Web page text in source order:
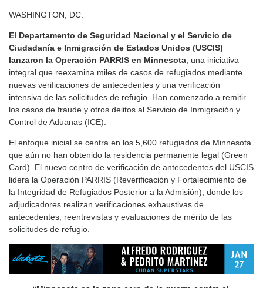
WASHINGTON, DC.
El Departamento de Seguridad Nacional y el Servicio de
Ciudadanía e Inmigración de Estados Unidos (USCIS)
lanzaron la Operación PARRIS en Minnesota, una iniciativa
integral que reexamina miles de casos de refugiados mediante
nuevas verificaciones de antecedentes y una verificación
intensiva de las solicitudes de refugio. Han comenzado a remitir
los casos de fraude y otros delitos al Servicio de Inmigración y
Control de Aduanas (ICE).
El enfoque inicial se centra en los 5,600 refugiados de Minnesota
que aún no han obtenido la residencia permanente legal (Green
Card). El nuevo centro de verificación de antecedentes del USCIS
lidera la Operación PARRIS (Reverificación y Fortalecimiento de
la Integridad de Refugiados Posterior a la Admisión), donde los
adjudicadores realizan verificaciones exhaustivas de
antecedentes, reentrevistas y evaluaciones de mérito de las
solicitudes de refugio.